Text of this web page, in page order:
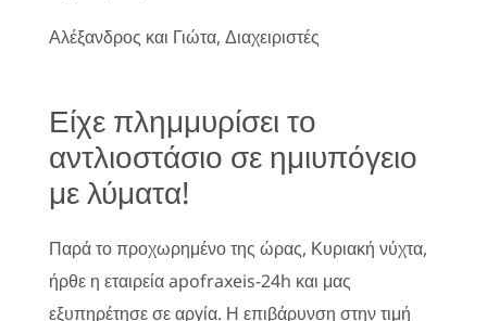
Αλέξανδρος και Γιώτα, Διαχειριστές
Είχε πλημμυρίσει το
αντλιοστάσιο σε ημιυπόγειο
με λύματα!
Παρά το προχωρημένο της ώρας, Κυριακή νύχτα,
ήρθε η εταιρεία apofraxeis-24h και μας
εξυπηρέτησε σε αργία. Η επιβάρυνση στην τιμή